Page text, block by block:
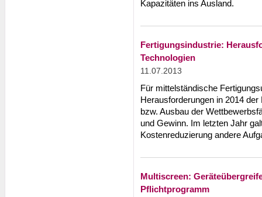
Kapazitäten ins Ausland.
Fertigungsindustrie:
Technologien
11.07.2013
Für mittelständische
Herausforderungen in 2014
bzw. Ausbau der
und Gewinn. Im letzten Jahr
Kostenreduzierung andere
Multiscreen:
Pflichtprogramm